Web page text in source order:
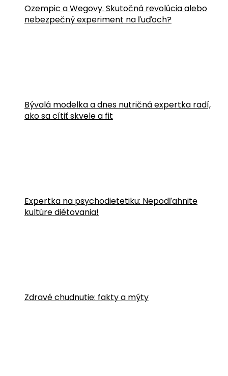
Ozempic a Wegovy. Skutočná revolúcia alebo
nebezpečný experiment na ľuďoch?
Bývalá modelka a dnes nutričná expertka radí,
ako sa cítiť skvele a fit
Expertka na psychodietetiku: Nepodľahnite
kultúre diétovania!
Zdravé chudnutie: fakty a mýty